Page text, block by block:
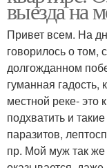
выезда на
Привет всем. На
говорилось о том,
долгожданном
гуманная гадость,
местной реке- это
подхватить и
паразитов,
пр. Мой муж так же